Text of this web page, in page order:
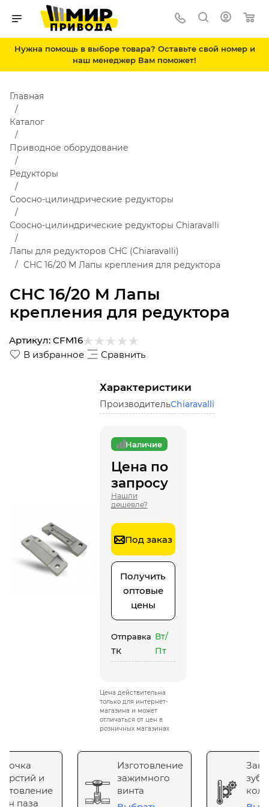
Нужна помощь в выборе товара? Оставьте свой номер и
наш менеджер Вам поможет!
CHC 16/20 M Лапы
крепления для редуктора
Главная
Каталог
Приводное оборудование
Редукторы
Соосно-цилиндрические редукторы
Соосно-цилиндрические редукторы Chiaravalli
Лапы для редукторов CHC (Chiaravalli)
CHC 16/20 M Лапы крепления для редуктора
В избранное Сравнить
Артикул: CFM16
Характеристики
ПроизводительChiaravalli
Наличие
Цена по
запросу
Нашли
дешевле?
Под заказ
Получить
оптовые
цены
Отправка
ТК
Вт/
Пт
Цена действительна
только для интернет-
магазина и может
отличаться от цен в
розничных магазинах
и
паза
Изготовление
зажимного
винта